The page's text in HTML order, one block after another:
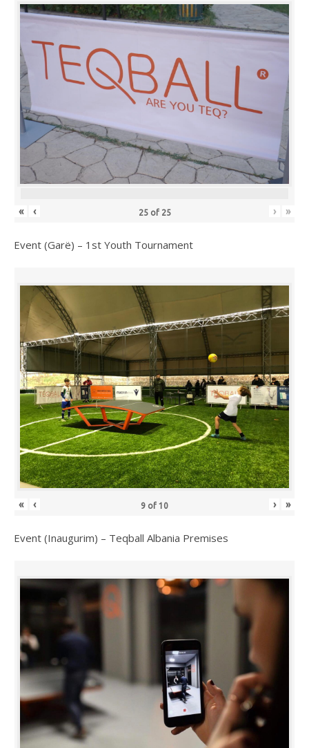
« ‹ 25of 25 › »
Event (Garë) – 1st Youth Tournament
« ‹ 9 of 10 › »
Event (Inaugurim) – Teqball Albania Premises